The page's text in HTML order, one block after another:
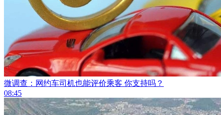
微调查：网约车司机也能评价乘客 你支持吗？
08:45